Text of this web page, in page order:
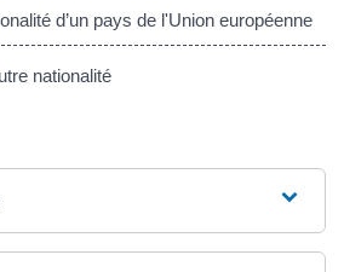
d’un pays de l'Union européenne
nationalité